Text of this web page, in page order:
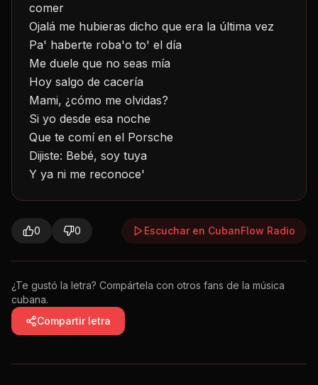
comer
Ojalá me hubieras dicho que era la última vez
Pa' haberte roba'o to' el día
Me duele que no seas mía
Hoy salgo de cacería
Mami, ¿cómo me olvidas?
Si yo desde esa noche
Que te comí en el Porsche
Dijiste: Bebé, soy tuya
Y ya ni me reconoce'
0 0 Escuchar en CubanFlow Radio
¿Te gustó la letra? Compártela con otros fans de la música
cubana.
Compartir letra